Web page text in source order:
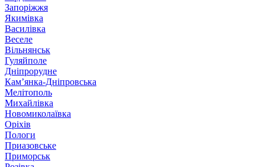
Запоріжжя
Якимівка
Василівка
Веселе
Вільнянськ
Гуляйполе
Дніпрорудне
Кам’янка-Дніпровська
Мелітополь
Михайлівка
Новомиколаївка
Оріхів
Пологи
Приазовське
Приморськ